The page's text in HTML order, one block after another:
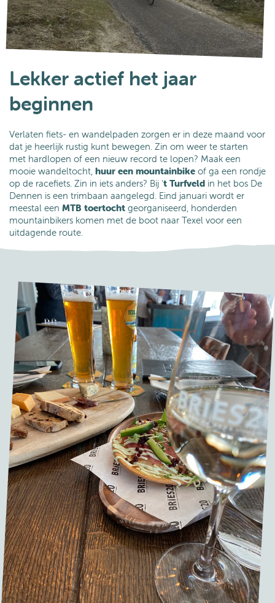
Lekker actief het jaar
beginnen
Verlaten fiets- en wandelpaden zorgen er in deze maand voor
dat je heerlijk rustig kunt bewegen. Zin om weer te starten
met hardlopen of een nieuw record te lopen? Maak een
mooie wandeltocht, huur een mountainbike of ga een rondje
op de racefiets. Zin in iets anders? Bij 't Turfveld in het bos De
Dennen is een trimbaan aangelegd. Eind januari wordt er
meestal een MTB toertocht georganiseerd, honderden
mountainbikers komen met de boot naar Texel voor een
uitdagende route.